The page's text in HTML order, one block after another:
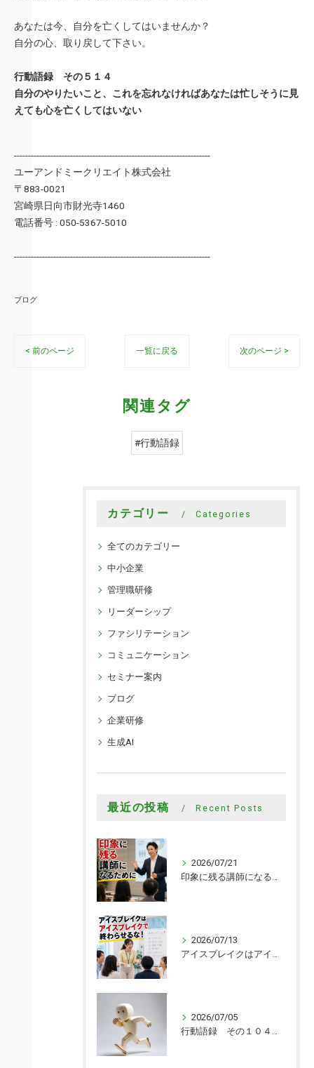
あなたは今、自分を亡くしてはいませんか？
自分の心、取り戻して下さい。
行動語録 その５１４
自分のやりたいこと、これを忘れなければあなたは忙しそうに見
えても心を亡くしてはいない
----------------------------------------------------------------------
ユーアンドミークリエイト株式会社
〒883-0021
宮崎県日向市財光寺1460
電話番号 : 050-5367-5010
----------------------------------------------------------------------
ブログ
< 前のページ 一覧に戻る 次のページ >
関連タグ
#行動語録
カテゴリー Categories
全てのカテゴリー
中小企業
管理職研修
リーダーシップ
ファシリテーション
コミュニケーション
セミナー案内
ブログ
企業研修
生成AI
最近の投稿 Recent Posts
2026/07/21
印象に残る講師になるために
2026/07/13
アイスブレイクはアイスブレイクで終わらせるな！
2026/07/05
行動語録 その１０４０ 行動あるのみ！